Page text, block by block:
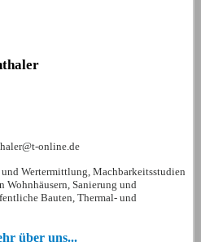
online.de
und Wertermittlung, Machbarkeitsstudien
Wohnhäusern, Sanierung und
Bauten, Thermal- und
über uns...